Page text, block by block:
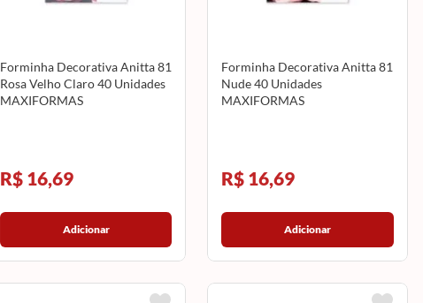
Forminha Decorativa Anitta 81
Rosa Velho Claro 40 Unidades
MAXIFORMAS
R$ 16,69
Adicionar
Forminha Decorativa Anitta 81
Nude 40 Unidades
MAXIFORMAS
R$ 16,69
Adicionar